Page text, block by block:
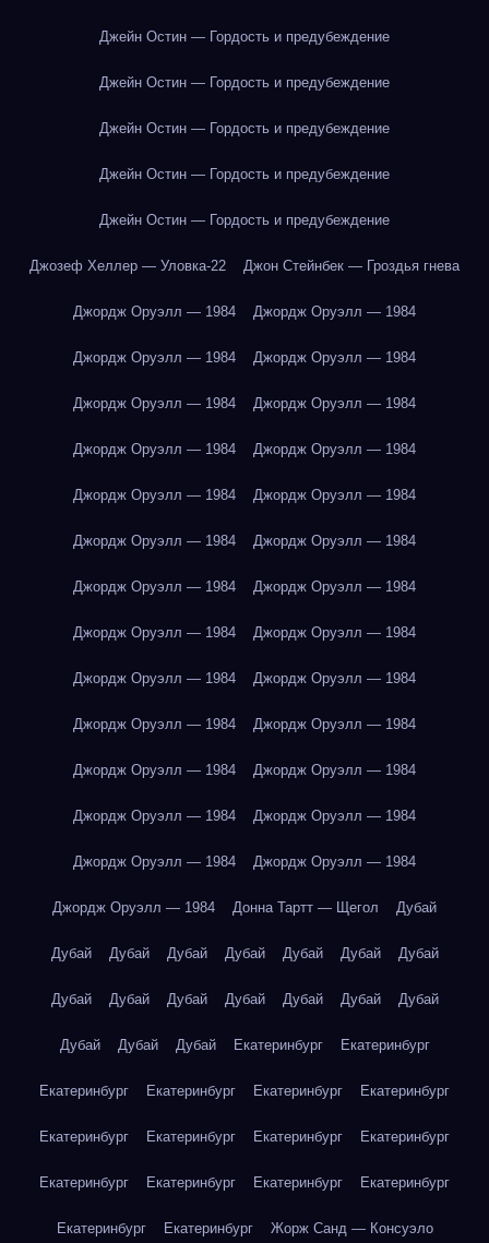
Джейн Остин — Гордость и предубеждение
Джейн Остин — Гордость и предубеждение
Джейн Остин — Гордость и предубеждение
Джейн Остин — Гордость и предубеждение
Джейн Остин — Гордость и предубеждение
Джозеф Хеллер — Уловка-22 Джон Стейнбек — Гроздья гнева
Джордж Оруэлл — 1984 Джордж Оруэлл — 1984
Джордж Оруэлл — 1984 Джордж Оруэлл — 1984
Джордж Оруэлл — 1984 Джордж Оруэлл — 1984
Джордж Оруэлл — 1984 Джордж Оруэлл — 1984
Джордж Оруэлл — 1984 Джордж Оруэлл — 1984
Джордж Оруэлл — 1984 Джордж Оруэлл — 1984
Джордж Оруэлл — 1984 Джордж Оруэлл — 1984
Джордж Оруэлл — 1984 Джордж Оруэлл — 1984
Джордж Оруэлл — 1984 Джордж Оруэлл — 1984
Джордж Оруэлл — 1984 Джордж Оруэлл — 1984
Джордж Оруэлл — 1984 Джордж Оруэлл — 1984
Джордж Оруэлл — 1984 Джордж Оруэлл — 1984
Джордж Оруэлл — 1984 Джордж Оруэлл — 1984
Джордж Оруэлл — 1984 Донна Тартт — Щегол Дубай
Дубай Дубай Дубай Дубай Дубай Дубай Дубай
Дубай Дубай Дубай Дубай Дубай Дубай Дубай
Дубай Дубай Дубай Екатеринбург Екатеринбург
Екатеринбург Екатеринбург Екатеринбург Екатеринбург
Екатеринбург Екатеринбург Екатеринбург Екатеринбург
Екатеринбург Екатеринбург Екатеринбург Екатеринбург
Екатеринбург Екатеринбург Жорж Санд — Консуэло